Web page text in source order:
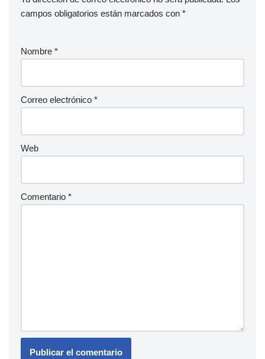
campos obligatorios están marcados con *
Nombre *
Correo electrónico *
Web
Comentario *